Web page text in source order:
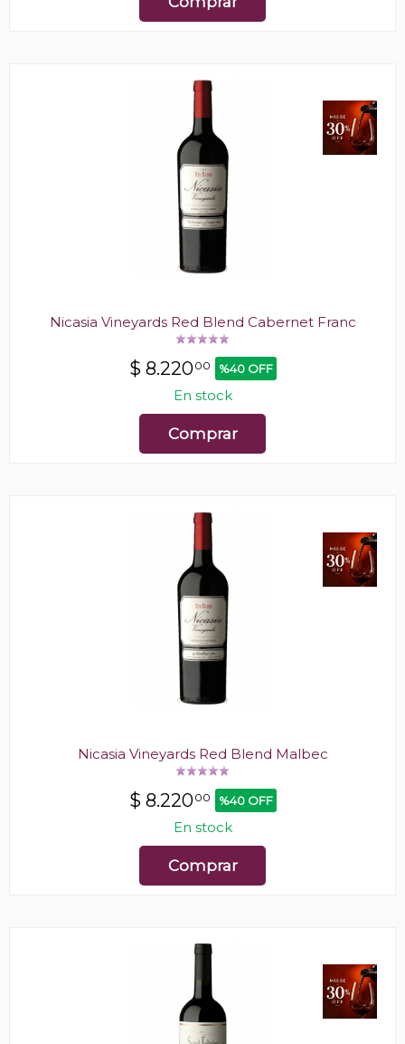
Nicasia Vineyards Red Blend Cabernet Franc
$ 8.22000 %40 OFF
En stock
Comprar
Nicasia Vineyards Red Blend Malbec
$ 8.22000 %40 OFF
En stock
Comprar